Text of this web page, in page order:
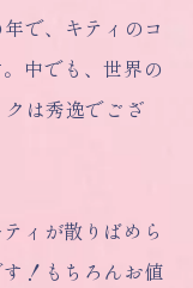
で、キティのコ
中でも、世界の
は秀逸でござ
ィが散りばめら
！もちろんお値